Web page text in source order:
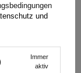
und
Immer
aktiv